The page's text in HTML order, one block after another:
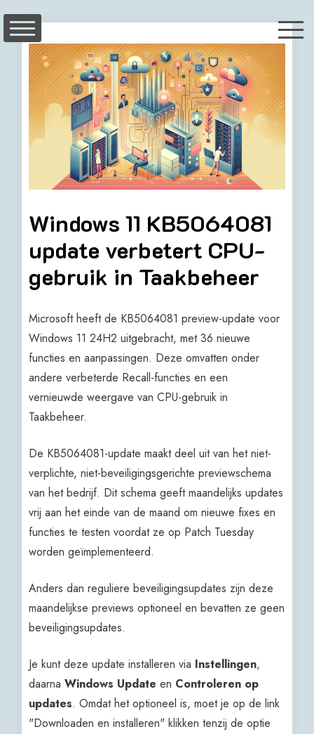
content
Windows 11 KB5064081
update verbetert CPU-
gebruik in Taakbeheer
Microsoft heeft de KB5064081 preview-update voor
Windows 11 24H2 uitgebracht, met 36 nieuwe
functies en aanpassingen. Deze omvatten onder
andere verbeterde Recall-functies en een
vernieuwde weergave van CPU-gebruik in
Taakbeheer.
De KB5064081-update maakt deel uit van het niet-
verplichte, niet-beveiligingsgerichte previewschema
van het bedrijf. Dit schema geeft maandelijks updates
vrij aan het einde van de maand om nieuwe fixes en
functies te testen voordat ze op Patch Tuesday
worden geïmplementeerd.
Anders dan reguliere beveiligingsupdates zijn deze
maandelijkse previews optioneel en bevatten ze geen
beveiligingsupdates.
Je kunt deze update installeren via Instellingen,
daarnaWindows Update en Controleren op
updates. Omdat het optioneel is, moet je op de link
"Downloaden en installeren" klikken tenzij de optie